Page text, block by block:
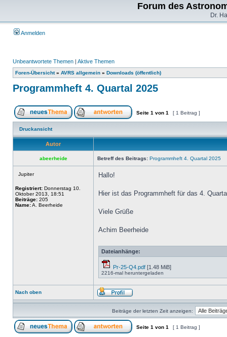
Forum des
Dr.
Anmelden
Unbeantwortete Themen | Aktive Themen
Foren-Übersicht» AVRS allgemein » Downloads (öffentlich)
Programmheft 4. Quartal 2025
Seite 1 von 1 [ 1 Beitrag ]
Druckansicht
Autor
abeerheide Betreff des Beitrags: Programmheft 4. Quartal 2025
Jupiter
Registriert: Donnerstag 10.
Oktober 2013, 18:51
Beiträge: 205
Name:A. Beerheide
Hallo!
Hier ist das Programmheft für das 4.
Viele Grüße
Achim Beerheide
Dateianhänge:
Pr-25-Q4.pdf [1.48 MiB]
2216-mal heruntergeladen
Nach oben
Beiträge der letzten Zeit anzeigen:
Seite 1 von 1 [ 1 Beitrag ]